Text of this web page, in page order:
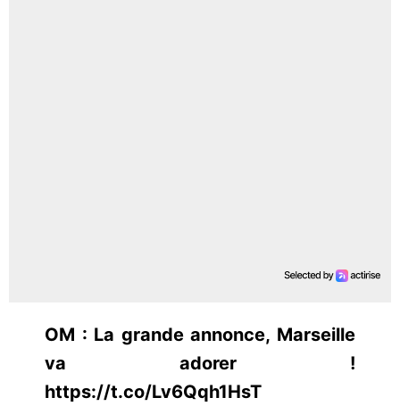
OM : La grande annonce, Marseille
va adorer !
https://t.co/Lv6Qqh1HsT